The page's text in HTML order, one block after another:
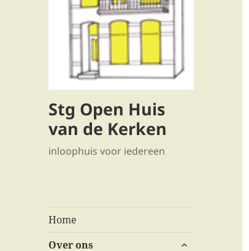
Stg Open Huis
van de Kerken
inloophuis voor iedereen
Home
Over ons
submenu